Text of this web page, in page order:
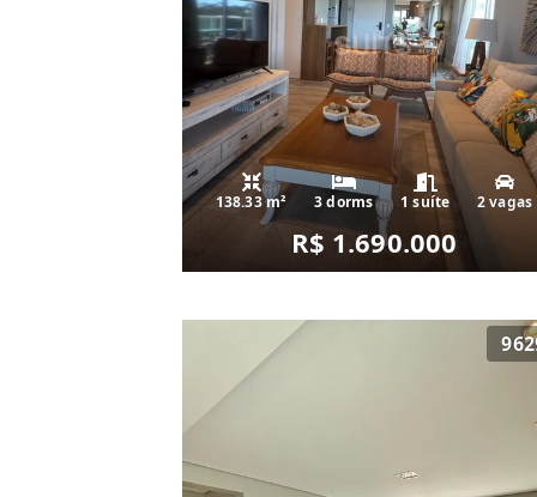
138.33 m² 3 dorms 1 suíte 2 vagas
R$ 1.690.000